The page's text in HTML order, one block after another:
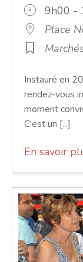
9h00 -
Place
Instauré en
rendez-vous
moment
C'est un [...]
En savoir